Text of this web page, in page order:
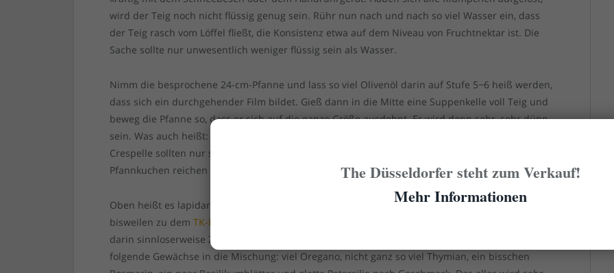
wird der Teig noch nicht flüssig genug sein. Rühr nun nach und nach so viel Wasser ein, dass
der Teig rasch vom Löffel fließt, die Konsistenz etwa auf dem Niveau von Fruchtnektar ist. Die
Sache sollte nur unwesentlich weniger flüssig sein als Wasser.
Nimm die besprochene 24-cm-Pfanne und lass so viel Olivenöl darin auf Stufe 5~6 heiß werden,
dass sich ein durchgehender Film bildet. Gieß dann in die Mitte eine Suppenkelle voll Teig und
beweg die Pfanne so, dass er sich auf die ganze Größe ausdehnt. Er wird dann sehr, sehr dünn
sein. Was auch heißt: Das Ding ist nach Sekunden gar und muss gewendet werden. Die
Crespelle sollten nur sanft gebräunt sein. Verbrauch den Teig; es wird für fünf, sechs
Pfannkuchen reichen – du kannst als die besten vier auswählen.
Oben heißt es lapidar „italienische Kräuter“. Ich gestehe, dass ich bei solchen Aufläufen
bisweilen zu demTK-Produkt von Frosta
darin sinnloserweise Zwiebeln und Knoblauch. Arbeite ich mit frischer Ware, dann kommen
folgende Gewächse in die Mischung: viel Oregano, nicht ganz so viel Thymian, ein bisschen
The Düsseldorfer steht zum Verkauf!
Mehr Informationen